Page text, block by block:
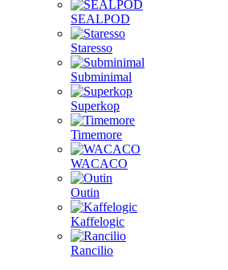
SEALPOD
Staresso
Subminimal
Superkop
Timemore
WACACO
Outin
Kaffelogic
Rancilio